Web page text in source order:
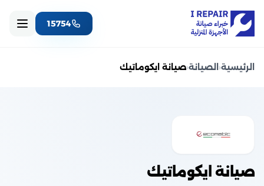
15754
الرئيسية‹ الصيانة‹صيانة ايكوماتيك
صيانة ايكوماتيك